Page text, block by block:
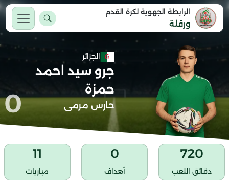
الرابطة الجهوية لكرة القدم
ورقلة
الجزائر
جرو سيد احمد
حمزة
حارس مرمى 0
720
دقائق اللعب
0
أهداف
11
مباريات